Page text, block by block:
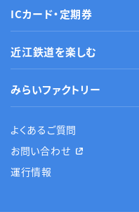
ICカード・定期券
近江鉄道を楽しむ
みらいファクトリー
よくあるご質問
お問い合わせ
運行情報